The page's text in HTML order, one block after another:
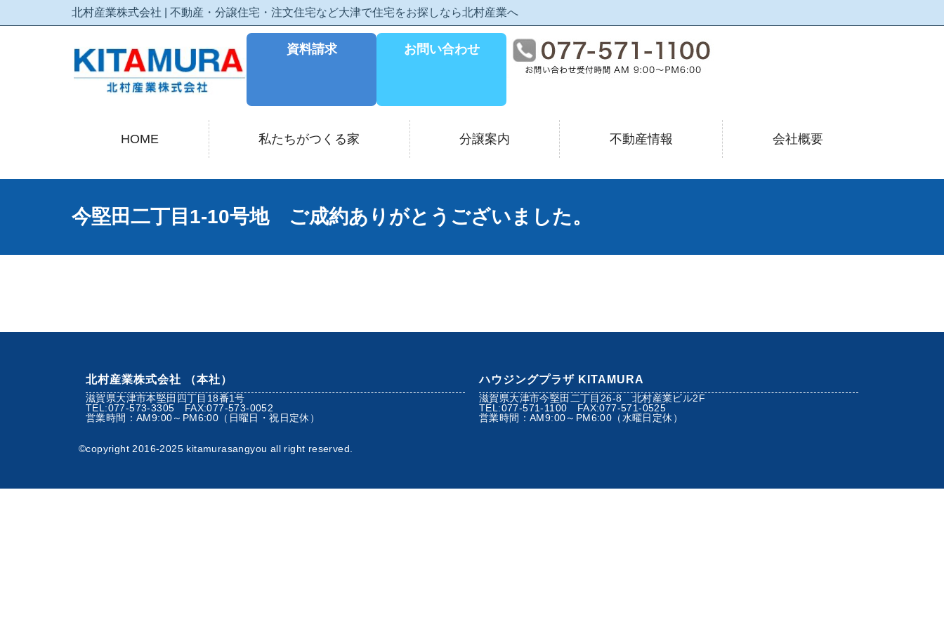
北村産業株式会社 | 不動産・分譲住宅・注文住宅など大津で住宅をお探しなら北村産業へ
資料請求 お問い合わせ
HOME 私たちがつくる家 分譲案内 不動産情報 会社概要
今堅田二丁目1-10号地 ご成約ありがとうございました。
北村産業株式会社 （本社）
滋賀県大津市本堅田四丁目18番1号
TEL:077-573-3305 FAX:077-573-0052
営業時間：AM9:00～PM6:00（日曜日・祝日定休）
ハウジングプラザ KITAMURA
滋賀県大津市今堅田二丁目26-8 北村産業ビル2F
TEL:077-571-1100 FAX:077-571-0525
営業時間：AM9:00～PM6:00（水曜日定休）
©︎copyright 2016-2025 kitamurasangyou all right reserved.